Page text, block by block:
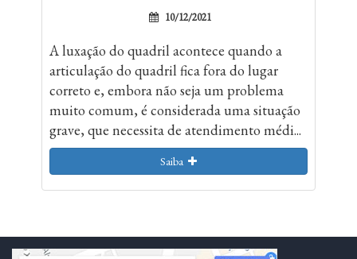
10/12/2021
A luxação do quadril acontece quando a
articulação do quadril fica fora do lugar
correto e, embora não seja um problema
muito comum, é considerada uma situação
grave, que necessita de atendimento médi...
Saiba